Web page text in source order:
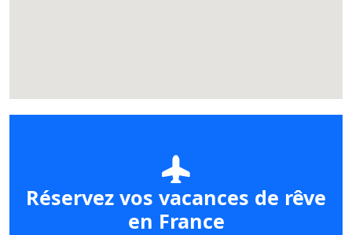
Réservez vos vacances de rêve
en France